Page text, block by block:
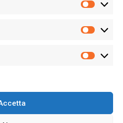
09013 Carbonia